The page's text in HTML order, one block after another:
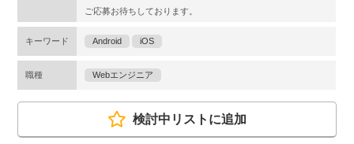
ご応募お待ちしております。
キーワード Android iOS
職種 Webエンジニア
検討中リストに追加